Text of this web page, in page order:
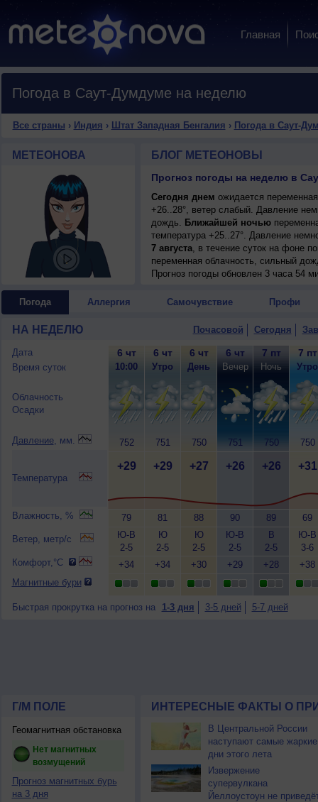
Главная
Погода в Саут-Думдуме на неделю
Все страны › Индия › Штат Западная Бенгалия › Погода в Саут-
МЕТЕОНОВА БЛОГ МЕТЕОНОВЫ
Сегодня днем ожидается
+26..28°, ветер слабый. Давление
дождь. Ближайшей ночью
температура +25..27°. Давление
7 августа, в течение суток на фоне
переменная облачность, сильный
+28..30°, ветер юго-восточный,
Прогноз погоды обновлен 3 часа 54
Погода Аллергия Самочувствие Профи
НА НЕДЕЛЮ Почасовой Сегодня
Дата
Время суток
Облачность
Осадки
Давление, мм.
Температура
Влажность, %
Ветер, метр/с
Комфорт,°C
Магнитные бури
6 чт
10:00
752
+29
79
Ю-В
2-5
+34
6 чт
Утро
751
+29
81
Ю
2-5
+34
6 чт
День
750
+27
88
Ю
2-5
+30
6 чт
Вечер
751
+26
90
Ю-В
2-5
+29
7 пт
Ночь
750
+26
89
В
2-5
+28
7 пт
Утро
750
+31
69
Ю-В
3-6
+38
Быстрая прокрутка на прогноз на 1-3 дня 3-5 дней 5-7 дней
Г/М ПОЛЕ
Геомагнитная обстановка
Нет магнитных
возмущений
Прогноз магнитных бурь
на 3 дня
ИНТЕРЕСНЫЕ ФАКТЫ О
В Центральной России
наступают самые жаркие
дни этого лета
Извержение
супервулкана
Йеллоустоун не